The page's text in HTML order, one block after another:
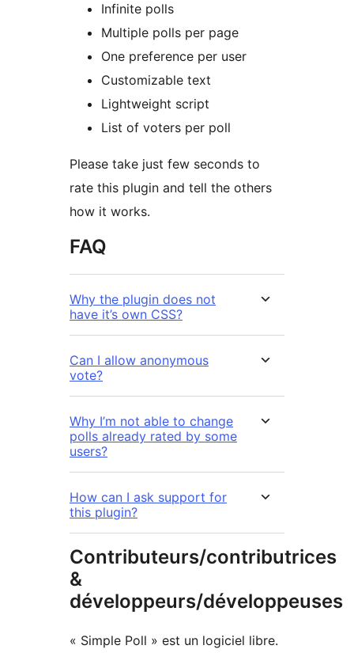
Infinite polls
Multiple polls per page
One preference per user
Customizable text
Lightweight script
List of voters per poll
Please take just few seconds to
rate this plugin and tell the others
how it works.
FAQ
Why the plugin does not
have it’s own CSS?
Can I allow anonymous
vote?
Why I’m not able to change
polls already rated by some
users?
How can I ask support for
this plugin?
Contributeurs/contributrices
&
développeurs/développeuses
« Simple Poll » est un logiciel libre.